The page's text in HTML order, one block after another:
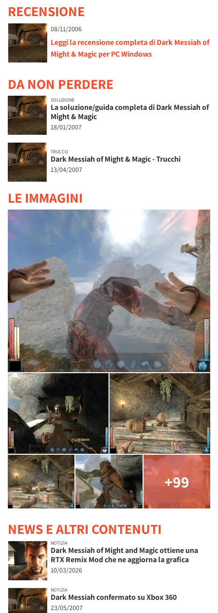
RECENSIONE
08/11/2006
Leggi la recensione completa di Dark Messiah of
Might & Magic per PC Windows
DA NON PERDERE
SOLUZIONE
La soluzione/guida completa di Dark Messiah of
Might & Magic
18/01/2007
TRUCCO
Dark Messiah of Might & Magic - Trucchi
13/04/2007
LE IMMAGINI
+99
NEWS E ALTRI CONTENUTI
NOTIZIA
Dark Messiah of Might and Magic ottiene una
RTX Remix Mod che ne aggiorna la grafica
10/03/2026
NOTIZIA
Dark Messiah confermato su Xbox 360
23/05/2007